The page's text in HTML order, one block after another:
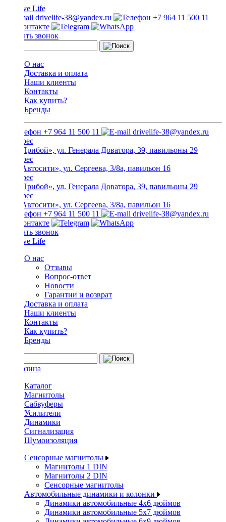
drivelife-38@yandex.ru +7 964 11 500 11
Заказать звонок
О нас
Доставка и оплата
Наши клиенты
Контакты
Как купить?
Бренды
+7 964 11 500 11 drivelife-38@yandex.ru
ТЦ «Прибой», ул. Генерала Доватора, 39, павильоны 29
ТЦ «Автосити», ул. Сергеева, 3/8а, павильон 16
ТЦ «Прибой», ул. Генерала Доватора, 39, павильоны 29
ТЦ «Автосити», ул. Сергеева, 3/8а, павильон 16
+7 964 11 500 11
drivelife-38@yandex.ru
Заказать звонок
О нас
Отзывы
Вопрос-ответ
Новости
Гарантии и возврат
Доставка и оплата
Наши клиенты
Контакты
Как купить?
Бренды
Каталог
Магнитолы
Сабвуферы
Усилители
Динамики
Сигнализация
Шумоизоляция
Сенсорные магнитолы
Магнитолы 1 DIN
Магнитолы 2 DIN
Сенсорные магнитолы
Автомобильные динамики и колонки
Динамики автомобильные 4x6 дюймов
Динамики автомобильные 5x7 дюймов